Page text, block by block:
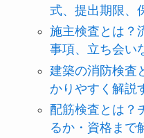
式、提出期限、
施主検査とは？
事項、立ち会い
建築の消防検査
かりやすく解説
配筋検査とは？
るか・資格まで